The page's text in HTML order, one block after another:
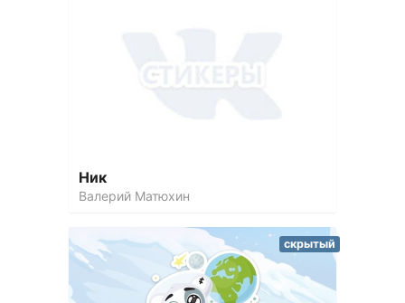
Ник
Валерий Матюхин
скрытый